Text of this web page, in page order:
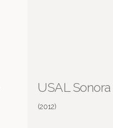
USAL Sonora
(2012)